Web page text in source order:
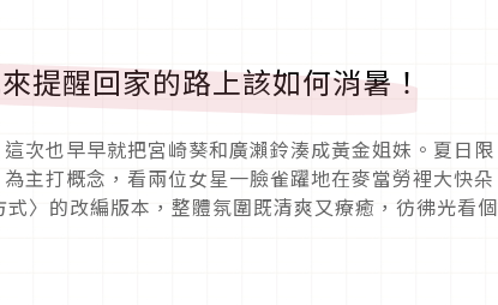
提醒回家的路上該如何消暑！
次也早早就把宮崎葵和廣瀨鈴湊成黃金姐妹。夏日限
主打概念，看兩位女星一臉雀躍地在麥當勞裡大快朵
〉的改編版本，整體氛圍既清爽又療癒，彷彿光看個